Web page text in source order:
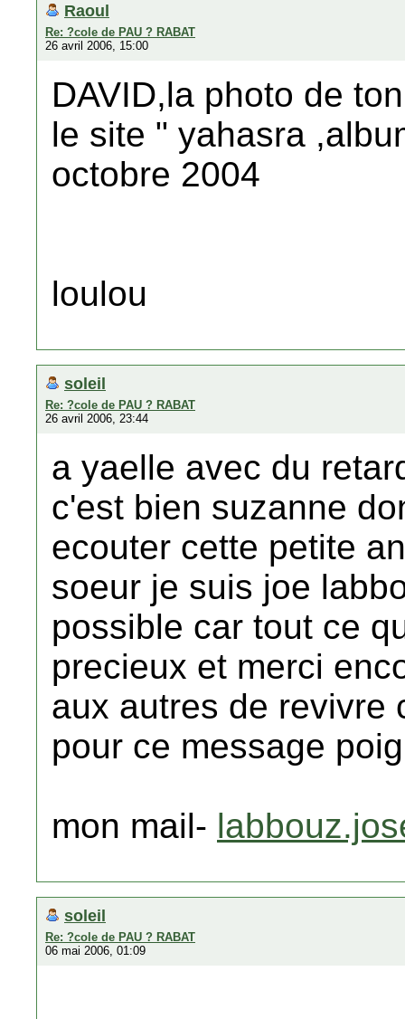
Raoul
Re: ?cole de PAU ? RABAT
26 avril 2006, 15:00
DAVID,la photo de
le site " yahasra
octobre 2004
loulou
soleil
Re: ?cole de PAU ? RABAT
26 avril 2006, 23:44
a yaelle avec du
c'est bien suzanne
ecouter cette petite
soeur je suis joe
possible car tout ce
precieux et merci
aux autres de revivre
pour ce message
mon mail-
soleil
Re: ?cole de PAU ? RABAT
06 mai 2006, 01:09